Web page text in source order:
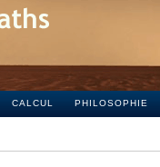
CALCUL PHILOSOPHIE